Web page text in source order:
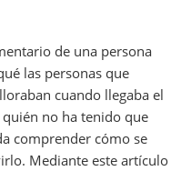
n
de una persona
las personas que
lloraban cuando llegaba el
no ha tenido que
comprender cómo se
Mediante este artículo